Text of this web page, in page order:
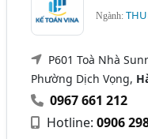
Ngành:
P601 Toà Nhà
Phường Dịch Vọng,
0967 661 212
Hotline:0906